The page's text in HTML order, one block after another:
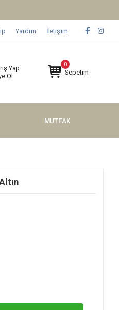
Yardım İletişim
Yap
Ol
0
Sepetim
MUTFAK